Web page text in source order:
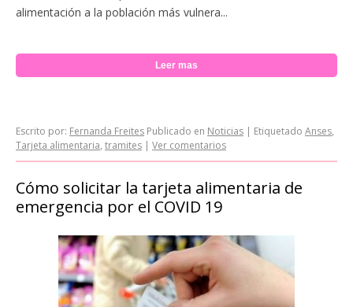
alimentación a la población más vulnera...
Leer mas
Escrito por: Fernanda Freites Publicado en Noticias | Etiquetado Anses,
Tarjeta alimentaria, tramites | Ver comentarios
Cómo solicitar la tarjeta alimentaria de
emergencia por el COVID 19